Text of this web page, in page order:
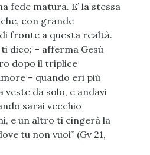
fede matura. E’ la stessa
con grande
fronte a questa realtà.
dico: – afferma Gesù
dopo il triplice
– quando eri più
veste da solo, e andavi
sarai vecchio
e un altro ti cingerà la
tu non vuoi” (Gv 21,